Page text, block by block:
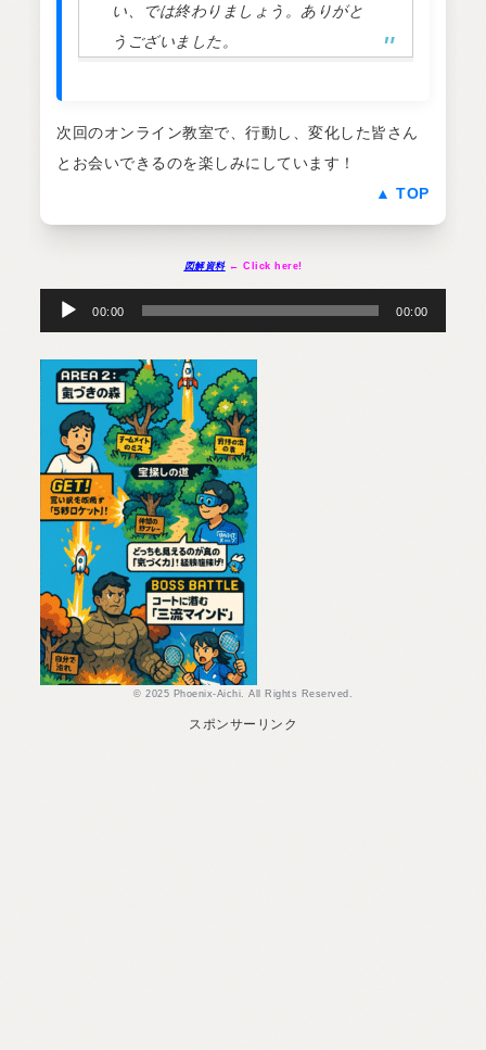
い、では終わりましょう。ありがと
うございました。
次回のオンライン教室で、行動し、変化した皆さん
とお会いできるのを楽しみにしています！
▲ TOP
図解資料 ← Click here!
プ
ー
ー
00:00 00:00
© 2025 Phoenix-Aichi. All Rights Reserved.
スポンサーリンク